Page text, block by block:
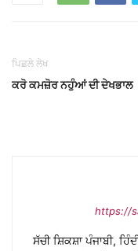
ਪਿਛਲੇ ਲੇਖ
ਕਰੋ ਕਮਜ਼ੋਰ ਨਹੁੰਆਂ ਦੀ ਦੇਖਭਾਲ
https://
ਸੱਚੀ ਸ਼ਿਕਸ਼ਾ ਪੰਜਾਬੀ,